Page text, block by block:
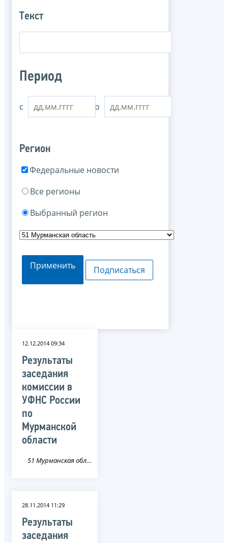
Текст
Период
с по
Регион
Федеральные новости
Все регионы
Выбранный регион
Применить Подписаться
12.12.2014 09:34
Результаты
заседания
комиссии в
УФНС России
по
Мурманской
области
51 Мурманская область
28.11.2014 11:29
Результаты
заседания